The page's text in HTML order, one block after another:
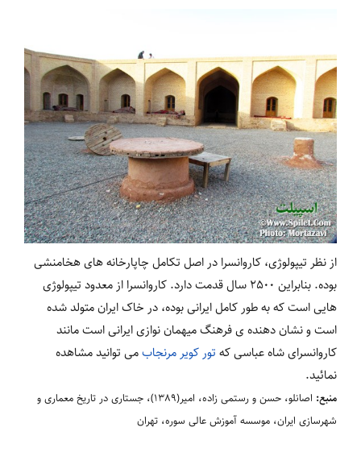
از نظر تیپولوژی، کاروانسرا در اصل تکامل چاپارخانه های هخامنشی
بوده. بنابراین 2500 سال قدمت دارد. کاروانسرا از معدود تیپولوژی
هایی است که به طور کامل ایرانی بوده، در خاک ایران متولد شده
است و نشان دهنده ی فرهنگ میهمان نوازی ایرانی است مانند
کاروانسرای شاه عباسی که تور کویر مرنجابمی توانید مشاهده
نمائید.
منبع:
اصانلو، حسن و رستمی زاده، امیر(1389)، جستاری در تاریخ معماری و
شهرسازی ایران، موسسه آموزش عالی سوره، تهران